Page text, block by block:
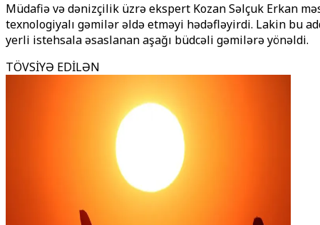
Müdafiə və dənizçilik üzrə ekspert Kozan Səlçuk Erkan
texnologiyalı gəmilər əldə etməyi hədəfləyirdi. Lakin bu
yerli istehsala əsaslanan aşağı büdcəli gəmilərə yönəldi.
TÖVSİYƏ EDİLƏN